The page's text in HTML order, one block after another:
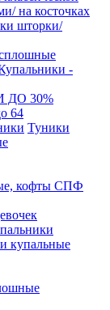
на косточках
шторки/
-
ДО 30%
64
Туники
кофты СПФ
купальные